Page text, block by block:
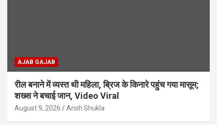
AJAB GAJAB
रील बनाने में व्यस्त थी महिला, ब्रिज के किनारे पहुंच गया मासूम;
शख्स ने बचाई जान, Video Viral
August 9, 2026 Ansh Shukla